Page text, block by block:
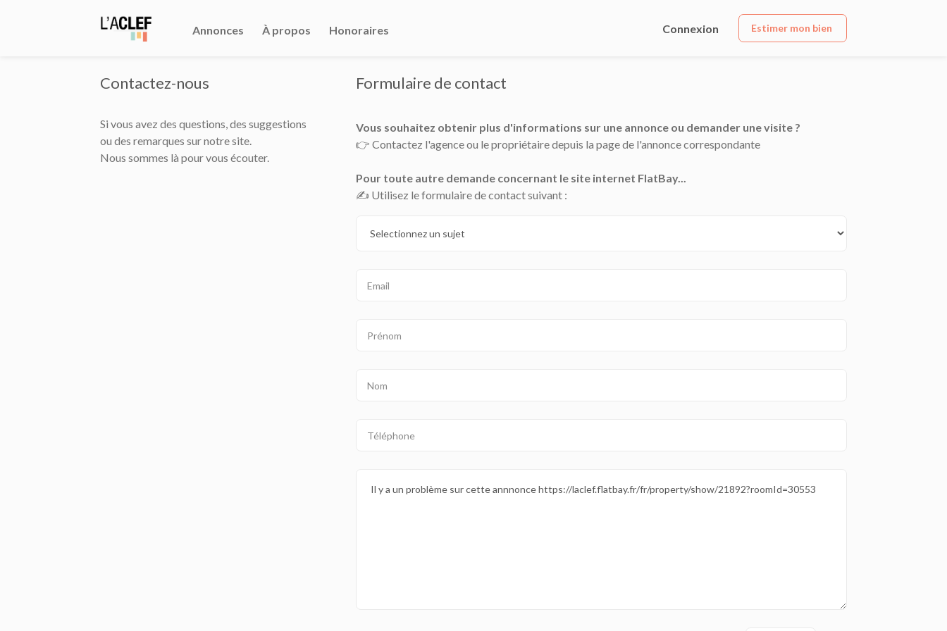
Annonces À propos Honoraires Connexion Estimer mon bien
Contactez-nous
Si vous avez des questions, des suggestions
ou des remarques sur notre site.
Nous sommes là pour vous écouter.
Formulaire de contact
Vous souhaitez obtenir plus d'informations sur une annonce ou demander une visite ?
👉 Contactez l'agence ou le propriétaire depuis la page de l'annonce correspondante
Pour toute autre demande concernant le site internet FlatBay...
✍️ Utilisez le formulaire de contact suivant :